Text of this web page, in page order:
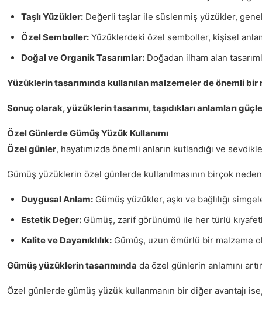
Taşlı Yüzükler: Değerli taşlar ile süslenmiş yüzükler,
Özel Semboller: Yüzüklerdeki özel semboller, kişisel
Doğal ve Organik Tasarımlar: Doğadan ilham alan
Yüzüklerin tasarımında kullanılan malzemeler de önemli bir
Sonuç olarak, yüzüklerin tasarımı, taşıdıkları anlamları
Özel Günlerde Gümüş Yüzük Kullanımı
Özel günler, hayatımızda önemli anların kutlandığı ve
Gümüş yüzüklerin özel günlerde kullanılmasının birçok
Duygusal Anlam: Gümüş yüzükler, aşkı ve bağlılığı
Estetik Değer: Gümüş, zarif görünümü ile her türlü
Kalite ve Dayanıklılık: Gümüş, uzun ömürlü bir malzeme
Gümüş yüzüklerin tasarımında da özel günlerin anlamını
Özel günlerde gümüş yüzük kullanmanın bir diğer avantajı